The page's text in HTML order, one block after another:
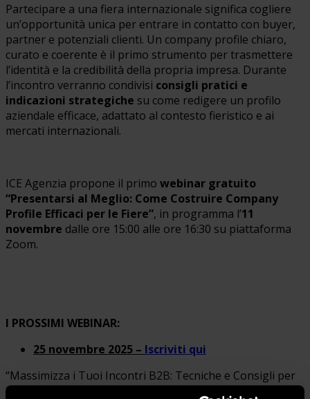
Partecipare a una fiera internazionale significa cogliere
un’opportunità unica per entrare in contatto con buyer,
partner e potenziali clienti. Un company profile chiaro,
curato e coerente è il primo strumento per trasmettere
l’identità e la credibilità della propria impresa. Durante
l’incontro verranno condivisi consigli pratici e
indicazioni strategiche su come redigere un profilo
aziendale efficace, adattato al contesto fieristico e ai
mercati internazionali.
ICE Agenzia propone il primo webinar gratuito
“Presentarsi al Meglio: Come Costruire Company
Profile Efficaci per le Fiere”, in programma l’11
novembre dalle ore 15:00 alle ore 16:30 su piattaforma
Zoom.
I PROSSIMI WEBINAR:
25 novembre 2025 – Iscriviti qui
“Massimizza i Tuoi Incontri B2B: Tecniche e Consigli per
la Gestione Efficace in Fiera”